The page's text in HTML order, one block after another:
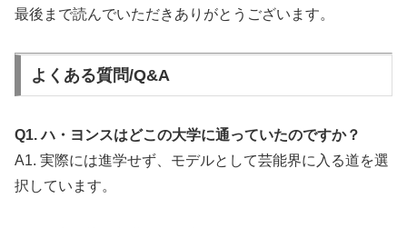
最後まで読んでいただきありがとうございます。
よくある質問/Q&A
Q1. ハ・ヨンスはどこの大学に通っていたのですか？
A1. 実際には進学せず、モデルとして芸能界に入る道を選
択しています。